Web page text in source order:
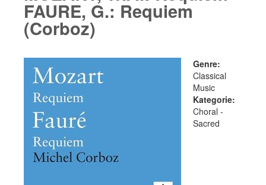
FAURE, G.: Requiem
(Corboz)
Genre:
Classical
Music
Kategorie:
Choral -
Sacred